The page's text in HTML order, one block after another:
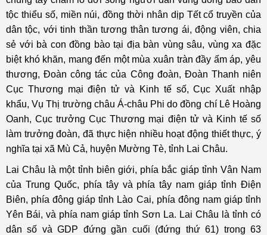
tộc thiểu số, miền núi, đồng thời nhân dịp Tết cổ truyền của
dân tộc, với tinh thần tương thân tương ái, động viên, chia
sẻ với bà con đồng bào tại địa bàn vùng sâu, vùng xa đặc
biệt khó khăn, mang đến một mùa xuân tràn đầy ấm áp, yêu
thương, Đoàn công tác của Công đoàn, Đoàn Thanh niên
Cục Thương mại điện tử và Kinh tế số, Cục Xuất nhập
khẩu, Vụ Thị trường châu Á-châu Phi do đồng chí Lê Hoàng
Oanh, Cục trưởng Cục Thương mại điện tử và Kinh tế số
làm trưởng đoàn, đã thực hiện nhiều hoạt động thiết thực, ý
nghĩa tại xã Mù Cả, huyện Mường Tè, tỉnh Lai Châu.
Lai Châu là một tỉnh biên giới, phía bắc giáp tỉnh Vân Nam
của Trung Quốc, phía tây và phía tây nam giáp tỉnh Điện
Biên, phía đông giáp tỉnh Lào Cai, phía đông nam giáp tỉnh
Yên Bái, và phía nam giáp tỉnh Sơn La. Lai Châu là tỉnh có
dân số và GDP đứng gần cuối (đứng thứ 61) trong 63